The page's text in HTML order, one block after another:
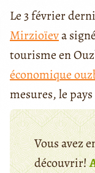
Le 3 février
Mirzioïeva signé
tourisme en
économique
mesures, le
Vous avez
découvrir!